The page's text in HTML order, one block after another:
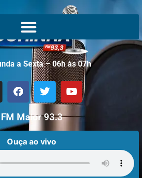
a Sexta – 06h às 07h
FM Maior 93.3
Ouça ao vivo